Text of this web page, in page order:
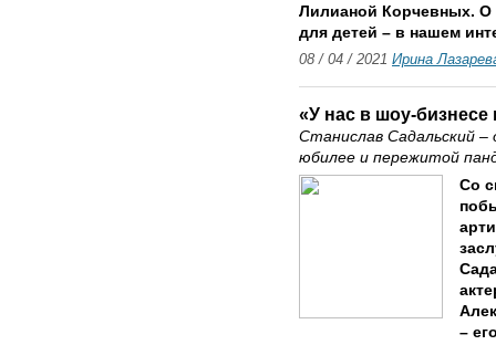
Лилианой Корчевных. О
для детей – в нашем
08 / 04 / 2021 Ирина
«У нас в шоу-
Станислав Садальский
юбилее и пережитой
Со
–